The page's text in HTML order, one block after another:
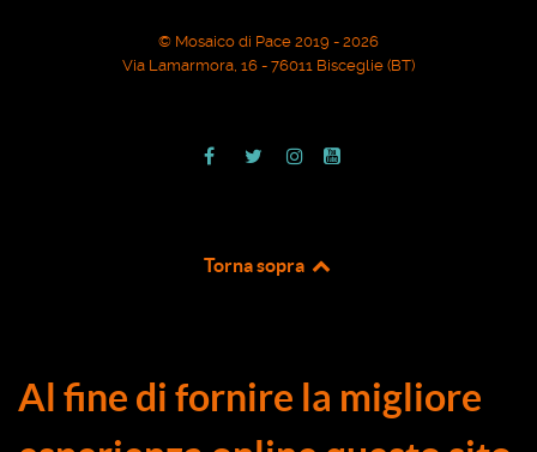
© Mosaico di Pace 2019 - 2026
Via Lamarmora, 16 - 76011 Bisceglie (BT)
Torna sopra
Al fine di fornire la migliore